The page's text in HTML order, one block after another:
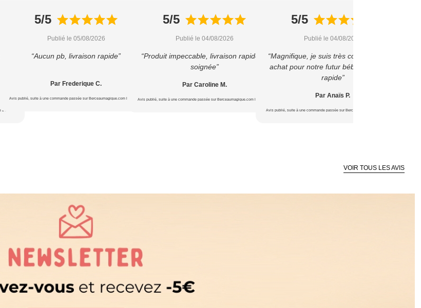
07/2026
5/5
Publié le 05/08/2026
“Aucun pb, livraison rapide”
Par Frederique C.
Avis publié, suite à une commande passée sur Berceaumagique.com le 20/07/2026
5/5
Publié le 04/08/2026
“Produit impeccable, livraison rapide et
soignée”
Par Caroline M.
Avis publié, suite à une commande passée sur Berceaumagique.com le 22/07/2026
5/5
Publié le 04/08/2026
“Magnifique, je suis très contente de cet
achat pour notre futur bébé ? Livraison
rapide”
Par Anaïs P.
Avis publié, suite à une commande passée sur Berceaumagique.com le 16/07/2026
VOIR TOUS LES AVIS